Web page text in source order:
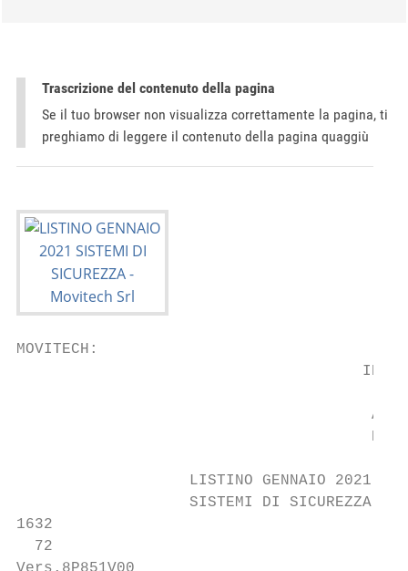
Trascrizione del contenuto della pagina
Se il tuo browser non visualizza correttamente la pagina, ti
preghiamo di leggere il contenuto della pagina quaggiù
MOVITECH:
IN
AL
DEL
                   LISTINO GENNAIO 2021
                   SISTEMI DI SICUREZZA
1632
  72